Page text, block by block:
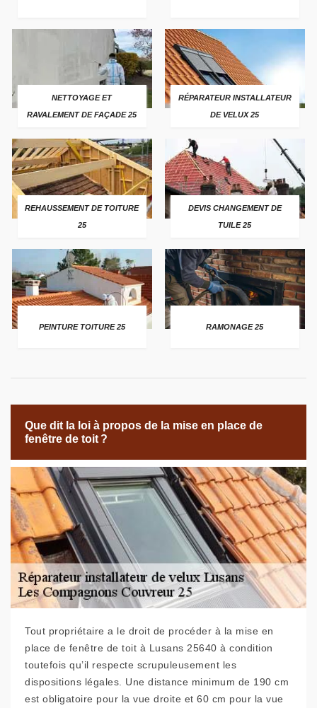
NETTOYAGE ET
RAVALEMENT DE FAÇADE 25
RÉPARATEUR INSTALLATEUR
DE VELUX 25
REHAUSSEMENT DE TOITURE
25
DEVIS CHANGEMENT DE
TUILE 25
PEINTURE TOITURE 25 RAMONAGE 25
Que dit la loi à propos de la mise en place de
fenêtre de toit ?
Tout propriétaire a le droit de procéder à la mise en
place de fenêtre de toit à Lusans 25640 à condition
toutefois qu’il respecte scrupuleusement les
dispositions légales. Une distance minimum de 190 cm
est obligatoire pour la vue droite et 60 cm pour la vue